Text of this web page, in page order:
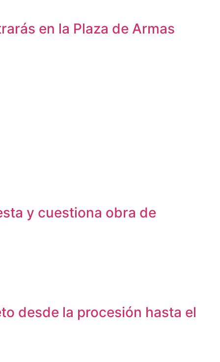
en la Plaza de Armas
y cuestiona obra de
desde la procesión hasta el